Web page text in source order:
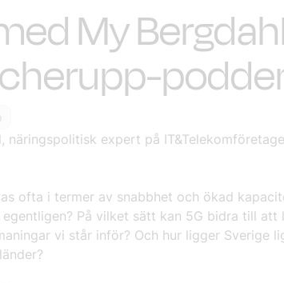
My
expert på
ofta i termer av snabbhet och ökad
På vilket sätt kan 5G bidra till att
vi står inför? Och hur ligger Sverige